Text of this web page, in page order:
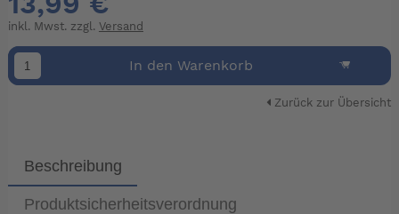
inkl. Mwst. zzgl. Versand
In den Warenkorb
Zurück zur Übersicht
Beschreibung
Produktsicherheitsverordnung